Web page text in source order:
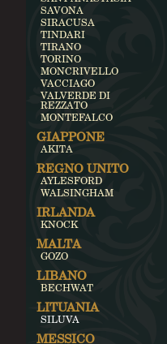
SAVONA
SIRACUSA
TINDARI
TIRANO
TORINO
MONCRIVELLO
VACCIAGO
VALVERDE DI
REZZATO
MONTEFALCO
GIAPPONE
AKITA
REGNO UNITO
AYLESFORD
WALSINGHAM
IRLANDA
KNOCK
MALTA
GOZO
LIBANO
BECHWAT
LITUANIA
SILUVA
MESSICO